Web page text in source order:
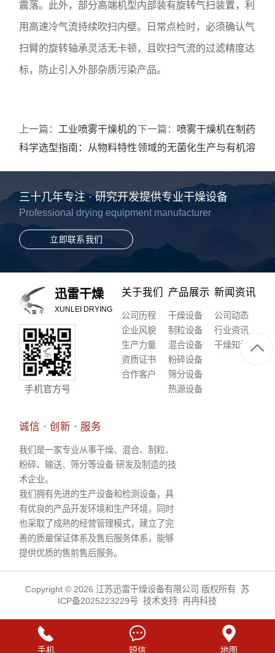
震落。此外，部分高端机型内部装有旋转气扫装置，利
用高速冷气流持续吹扫内壁。日常点检时，必须确认气
扫臂的旋转轴承灵活无卡顿，且吹扫气流的过滤精度达
标，防止引入外部杂质污染产品。
上一篇： 工业喷雾干燥机的
科学选型指南：从物料特性
下一篇： 喷雾干燥机在制药
领域的无菌化生产与有机溶
三十几年专注 · 研究开发提供专业干燥设备
Professional drying equipment manufacturer
立即联系我们
迅雷干燥
XUNLEI DRYING
手机官方号
关于我们
公司历程
企业风貌
生产力量
资质证书
合作客户
产品展示
干燥设备
制粒设备
混合设备
粉碎设备
筛分设备
热源设备
新闻资讯
公司动态
行业资讯
干燥知识
诚信 · 创新 · 服务
我们是一家专业从事干燥、混合、制粒、
粉碎、输送、筛分等设备 研发及制造的技
术企业。
我们拥有先进的生产设备和检测设备，具
有优良的产品开发环境和生产环境，同时
也采取了成熟的经营管理模式，建立了完
善的质量保证体系及售后服务体系，能够
提供优质的售前售后服务。
Copyright © 2026 江苏迅雷干燥设备有限公司 版权所有 苏
ICP备2025223229号 技术支持:冉冉科技
手机 短信 地图